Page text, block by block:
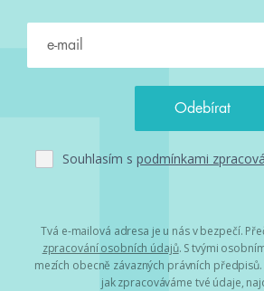
Souhlasím s podmínkami
Tvá e-mailová adresa je u nás v bezpečí.
zpracování osobních údajů. S tvými
mezích obecně závazných právních
jak zpracováváme tvé údaje,